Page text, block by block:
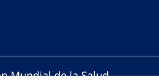
Mundial de la Salud